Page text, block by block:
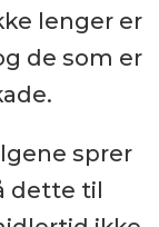
lenger er
de som er
sprer
dette til